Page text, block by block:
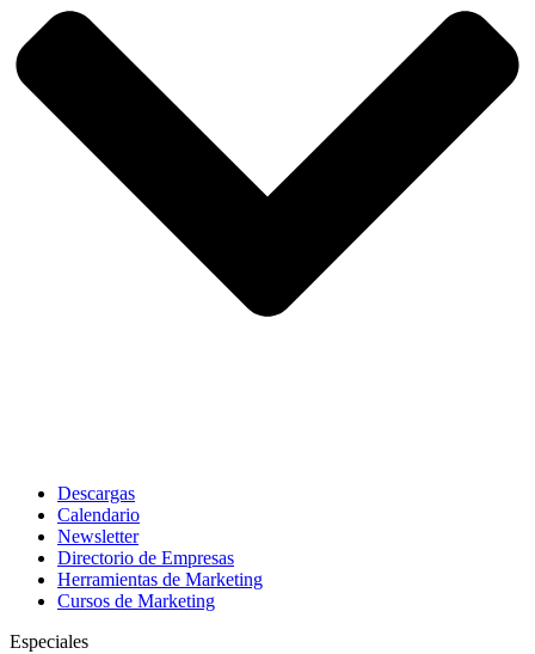
Descargas
Calendario
Newsletter
Directorio de Empresas
Herramientas de Marketing
Cursos de Marketing
Especiales